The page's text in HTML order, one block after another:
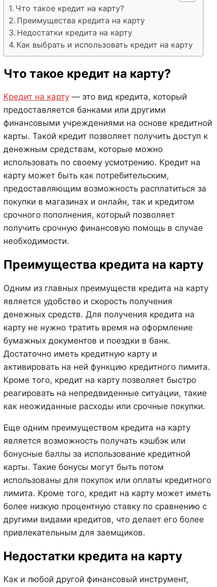
Что такое кредит на карту?
Преимущества кредита на карту
Недостатки кредита на карту
Как выбрать и использовать кредит на карту
Что такое кредит на карту?
Кредит на карту— это вид кредита, который
предоставляется банками или другими
финансовыми учреждениями на основе кредитной
карты. Такой кредит позволяет получить доступ к
денежным средствам, которые можно
использовать по своему усмотрению. Кредит на
карту может быть как потребительским,
предоставляющим возможность расплатиться за
покупки в магазинах и онлайн, так и кредитом
срочного пополнения, который позволяет
получить срочную финансовую помощь в случае
необходимости.
Преимущества кредита на карту
Одним из главных преимуществ кредита на карту
является удобство и скорость получения
денежных средств. Для получения кредита на
карту не нужно тратить время на оформление
бумажных документов и поездки в банк.
Достаточно иметь кредитную карту и
активировать на ней функцию кредитного лимита.
Кроме того, кредит на карту позволяет быстро
реагировать на непредвиденные ситуации, такие
как неожиданные расходы или срочные покупки.
Еще одним преимуществом кредита на карту
является возможность получать кэшбэк или
бонусные баллы за использование кредитной
карты. Такие бонусы могут быть потом
использованы для покупок или оплаты кредитного
лимита. Кроме того, кредит на карту может иметь
более низкую процентную ставку по сравнению с
другими видами кредитов, что делает его более
привлекательным для заемщиков.
Недостатки кредита на карту
Как и любой другой финансовый инструмент,